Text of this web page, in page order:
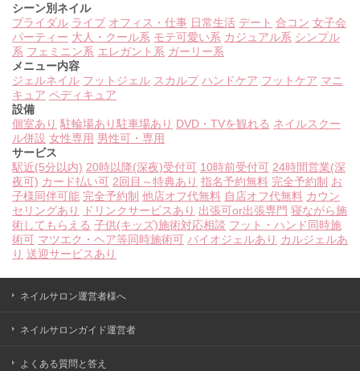
シーン別ネイル
ブライダル ライブ オフィス・仕事 日常生活 デート 合コン 女子会
パーティー 大人・クール系 モテ可愛い系 カジュアル系 シンプル
系 フェミニン系 エレガント系 ガーリー系
メニュー内容
ジェルネイル フットジェル スカルプ ハンドケア フットケア マニ
キュア ペディキュア
設備
個室あり 駐輪場あり駐車場あり DVD・TVを観れる ネイルスクー
ル併設 女性専用 男性可・専用
サービス
駅近(5分以内) 20時以降(深夜)受付可 10時前受付可 24時間営業(深
夜可) カード払い可 2回目～特典あり 指名予約無料 完全予約制 お
子様同伴可能 完全予約制 他店オフ代無料 自店オフ代無料 カウン
セリングあり
ドリンクサービスあり 出張可or出張専門 寝ながら施
術してもらえる 子供(キッズ)施術対応相談 フット・ハンド同時施
術可 マツエク・ヘア等同時施術可 バイオジェルあり カルジェルあ
り 送迎サービスあり
ネイルサロン運営者様へ
ネイルサロンガイド運営者
よくある質問と答え